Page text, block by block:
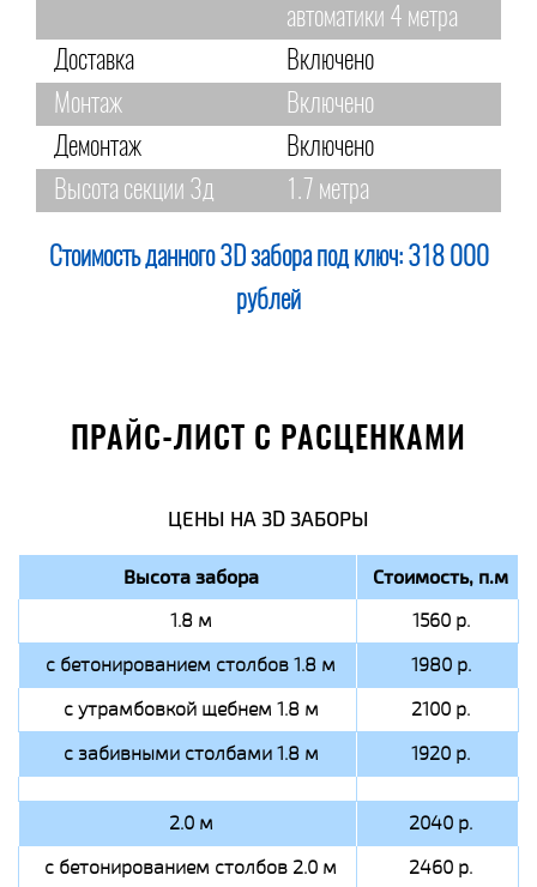
автоматики 4 метра
Доставка
Включено
Монтаж
Включено
Демонтаж
Включено
Высота секции 3д
1.7 метра
Стоимость данного 3D забора под ключ: 318 000
рублей
ПРАЙС-ЛИСТ С РАСЦЕНКАМИ
ЦЕНЫ НА 3D ЗАБОРЫ
Высота забора Стоимость, п.м
1.8 м
1560 р.
с бетонированием столбов 1.8 м
1980 р.
с утрамбовкой щебнем 1.8 м
2100 р.
с забивными столбами 1.8 м
1920 р.
2.0 м
2040 р.
с бетонированием столбов 2.0 м
2460 р.